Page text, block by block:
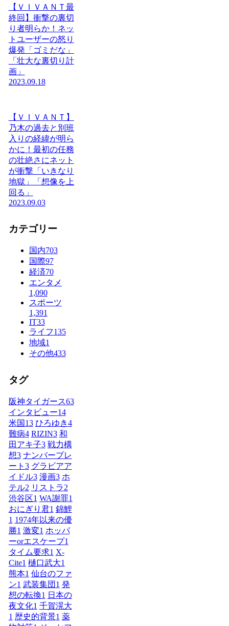
【ＶＩＶＡＮＴ最
終回】衝撃の裏切
り者明らか！ネッ
トユーザーの怒り
爆発「ゴミだな」
「壮大な裏切り計
画」
2023.09.18
【ＶＩＶＡＮＴ】
乃木の過去と別班
入りの経緯が明ら
かに！最初の任務
の壮絶さにネット
が衝撃「いきなり
地獄」「想像を上
回る」
2023.09.03
カテゴリー
国内703
国際97
経済70
エンタメ
1,090
スポーツ
1,391
IT33
ライフ135
地域1
その他433
タグ
阪神タイガース63
インタビュー14
米国13 ひろゆき4
難病4 RIZIN3 和
田アキ子3 戦力構
想3 ナンバープレ
ート 3 グラビアア
イドル3 漫画3 ホ
テル2 リストラ2
渋谷区1 WA謝罪1
おにぎり君1 錦鯉
1 1974年以来の優
勝1 激変1 ホッパ
ーorエスケープ1
タイム要求1 X-
Cite1 樋口武大1
熊本1 仙台のファ
ン1 武装集団 1 発
想の転換1 日本の
夜文化1 千賀滉大
1 歴史的背景1 薬